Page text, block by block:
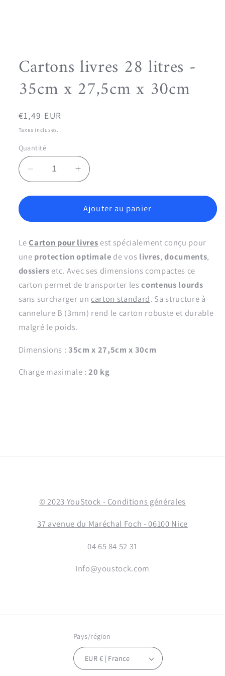
Cartons livres 28 litres -
35cm x 27,5cm x 30cm
Prix
habituel
€1,49 EUR
Taxes incluses.
Quantité
Réduire
la
quantité
Cartons
28
litres
-
x
27,5cm
x
30cm
Augmenter
la
quantité
de
Cartons
28
litres
x
27,5cm
x
Ajouter au panier
LeCarton pourlivres est spécialement conçu pour
une protection optimale de vos livres,documents,
dossiers etc. Avec ses dimensions compactes ce
carton permet de transporter lescontenus lourds
sans surcharger un carton standard. Sa structure à
cannelure B (3mm) rend le carton robuste et durable
malgré le poids.
Dimensions :35cm x 27,5cm x 30cm
Charge maximale :20 kg
© 2023 YouStock - Conditions générales
37 avenue du Maréchal Foch - 06100 Nice
04 65 84 52 31
Info@youstock.com
Pays/région
EUR € | France